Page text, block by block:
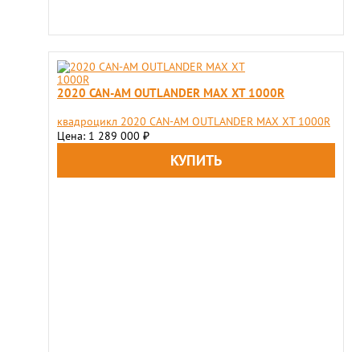
2020 CAN-AM OUTLANDER MAX XT 1000R
квадроцикл 2020 CAN-AM OUTLANDER MAX XT 1000R
Цена: 1 289 000 ₽